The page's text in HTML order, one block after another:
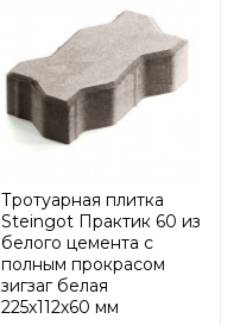
Тротуарная плитка
Steingot Практик 60 из
белого цемента с
полным прокрасом
зигзаг белая
225х112х60 мм